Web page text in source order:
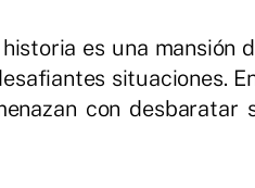
es una mansión
situaciones.
con